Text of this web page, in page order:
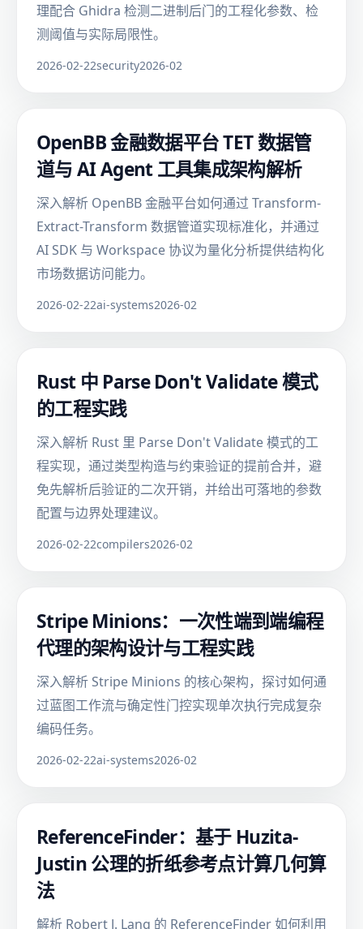
理配合 Ghidra 检测二进制后门的工程化参数、检
测阈值与实际局限性。
2026-02-22security2026-02
OpenBB 金融数据平台 TET 数据管
道与 AI Agent 工具集成架构解析
深入解析 OpenBB 金融平台如何通过 Transform-
Extract-Transform 数据管道实现标准化，并通过
AI SDK 与 Workspace 协议为量化分析提供结构化
市场数据访问能力。
2026-02-22ai-systems2026-02
Rust 中 Parse Don't Validate 模式
的工程实践
深入解析 Rust 里 Parse Don't Validate 模式的工
程实现，通过类型构造与约束验证的提前合并，避
免先解析后验证的二次开销，并给出可落地的参数
配置与边界处理建议。
2026-02-22compilers2026-02
Stripe Minions：一次性端到端编程
代理的架构设计与工程实践
深入解析 Stripe Minions 的核心架构，探讨如何通
过蓝图工作流与确定性门控实现单次执行完成复杂
编码任务。
2026-02-22ai-systems2026-02
ReferenceFinder：基于 Huzita-
Justin 公理的折纸参考点计算几何算
法
解析 Robert J. Lang 的 ReferenceFinder 如何利用